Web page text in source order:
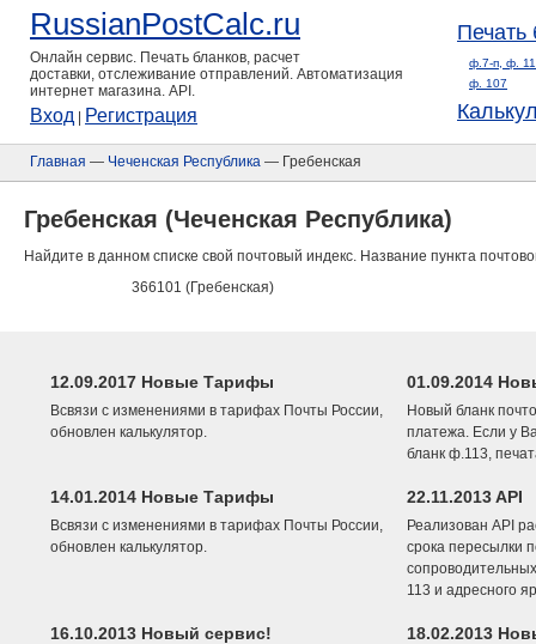
RussianPostCalc.ru
Онлайн сервис. Печать бланков, расчет
доставки, отслеживание отправлений. Автоматизация
интернет магазина. API.
Вход Регистрация
Печать
ф.7-п, ф.
ф. 107
Главная — Чеченская Республика — Гребенская
Гребенская (Чеченская Республика)
Найдите в данном списке свой почтовый индекс. Название пункта
366101 (Гребенская)
12.09.2017 Новые Тарифы
Всвязи с изменениями в тарифах Почты России,
обновлен калькулятор.
01.09.2014
Новый бланк
платежа. Если у
бланк ф.113,
14.01.2014 Новые Тарифы
Всвязи с изменениями в тарифах Почты России,
обновлен калькулятор.
22.11.2013 API
Реализован API
срока пересылки
113 и адресного
16.10.2013 Новый сервис! 18.02.2013